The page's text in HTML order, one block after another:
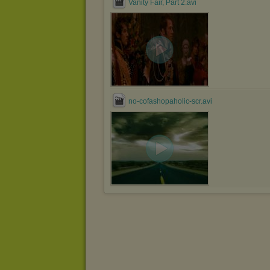
Vanity Fair, Part 2.avi
no-cofashopaholic-scr.avi